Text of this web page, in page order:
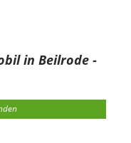
in Beilrode -